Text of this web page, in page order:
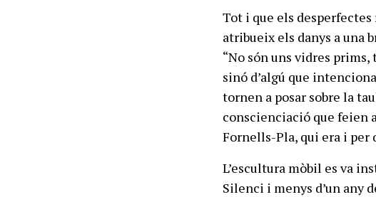
Tot i que els desperfectes
atribueix els danys a una
“No són uns vidres
sinó d’algú que
tornen a posar sobre la
conscienciació que feien
Fornells-Pla, qui era i per
L’escultura mòbil es va
Silenci i menys d’un any